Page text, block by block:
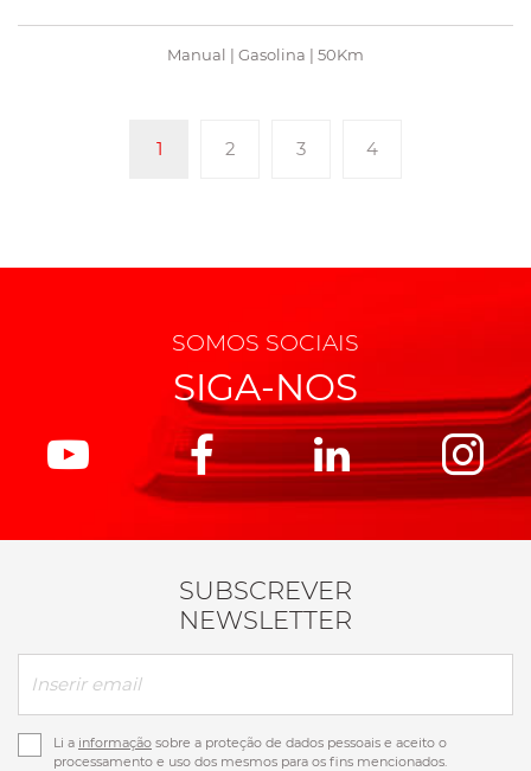
Manual | Gasolina | 50Km
1 2 3 4
SOMOS SOCIAIS
SIGA-NOS
SUBSCREVER
NEWSLETTER
Li a informação sobre a proteção de dados pessoais e aceito o
processamento e uso dos mesmos para os fins mencionados.